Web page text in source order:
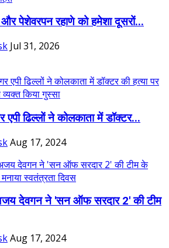
और पेशेवरपन रहाणे को हमेशा दूसरों...
Jul 31, 2026
एपी ढिल्लों ने कोलकाता में डॉक्टर...
Aug 17, 2024
देवगन ने 'सन ऑफ सरदार 2' की टीम
Aug 17, 2024